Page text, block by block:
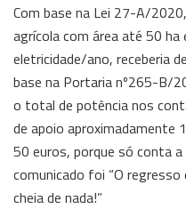
Com base na Lei 27-A/
agrícola com área até 50
eletricidade/ano, receberia
base na Portaria nº265-B/
o total de potência nos
de apoio aproximadamente
50 euros, porque só conta
comunicado foi “O
cheia de nada!”